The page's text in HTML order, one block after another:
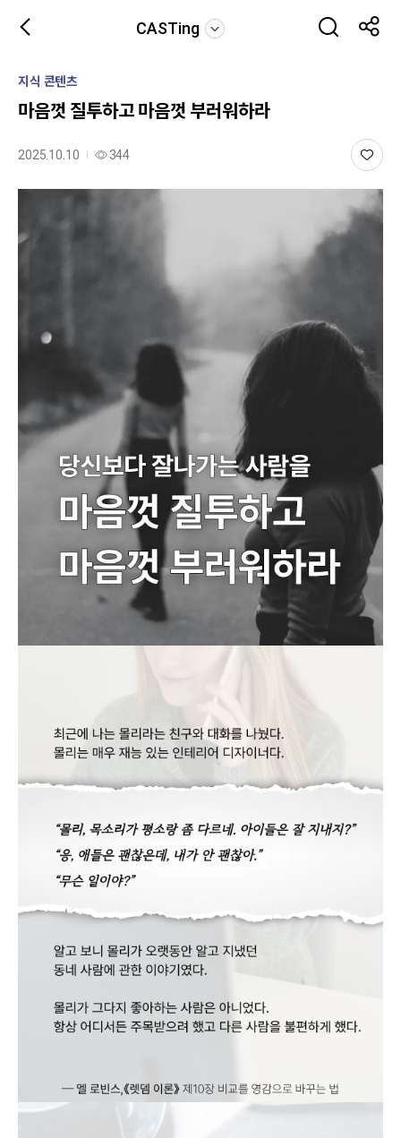
CASTing
지식 콘텐츠
마음껏 질투하고 마음껏 부러워하라
2025.10.10 344